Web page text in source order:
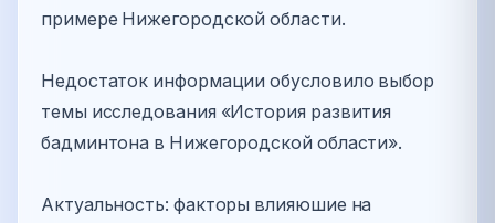
примере Нижегородской области.
Недостаток информации обусловило выбор
темы исследования «История развития
бадминтона в Нижегородской области».
Актуальность: факторы влияюшие на